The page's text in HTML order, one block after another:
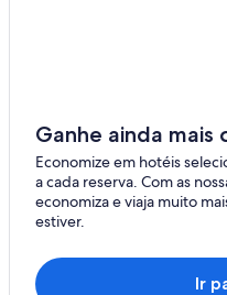
Achacachi
Colchani
Oruro
Ganhe ainda mais
Economize em hotéis
a cada reserva. Com as
economiza e viaja muito
estiver.
Ir